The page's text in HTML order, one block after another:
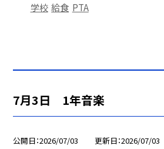
学校 給食 PTA
7月3日 1年音楽
公開日 2026/07/03 更新日 2026/07/03